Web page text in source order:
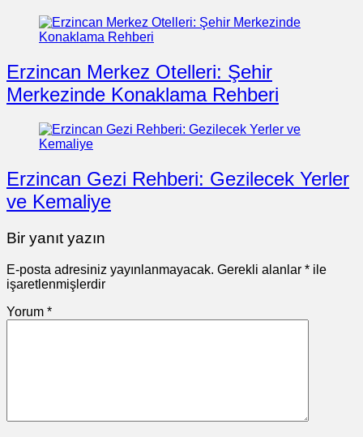
Erzincan Merkez Otelleri: Şehir
Merkezinde Konaklama Rehberi
Erzincan Gezi Rehberi: Gezilecek Yerler
ve Kemaliye
Bir yanıt yazın
E-posta adresiniz yayınlanmayacak. Gerekli alanlar * ile
işaretlenmişlerdir
Yorum *